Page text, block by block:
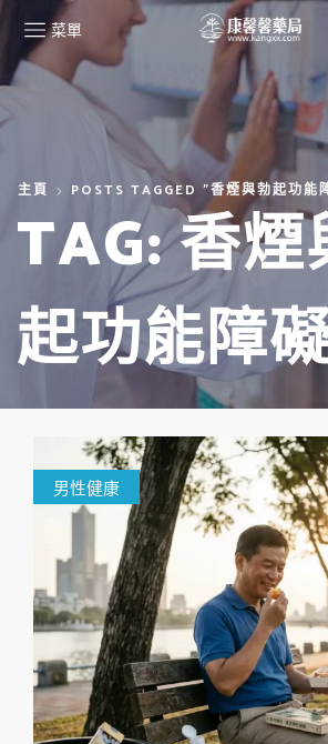
菜單
主頁 POSTS TAGGED "香煙與勃起功能
TAG: 香
起功能障
男性健康